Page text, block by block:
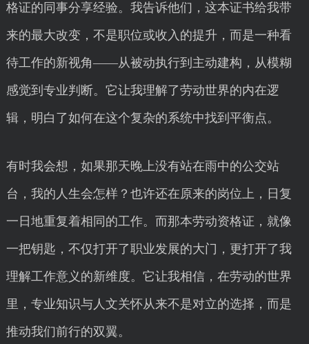
格证的同事分享经验。我告诉他们，这本证书给我带
来的最大改变，不是职位或收入的提升，而是一种看
待工作的新视角——从被动执行到主动建构，从模糊
感觉到专业判断。它让我理解了劳动世界的内在逻
辑，明白了如何在这个复杂的系统中找到平衡点。
有时我会想，如果那天晚上没有站在雨中的公交站
台，我的人生会怎样？也许还在原来的岗位上，日复
一日地重复着相同的工作。而那本劳动资格证，就像
一把钥匙，不仅打开了职业发展的大门，更打开了我
理解工作意义的新维度。它让我相信，在劳动的世界
里，专业知识与人文关怀从来不是对立的选择，而是
推动我们前行的双翼。